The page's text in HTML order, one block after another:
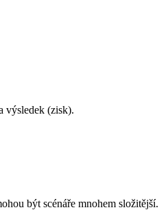
výsledek (zisk).
být scénáře mnohem složitější.